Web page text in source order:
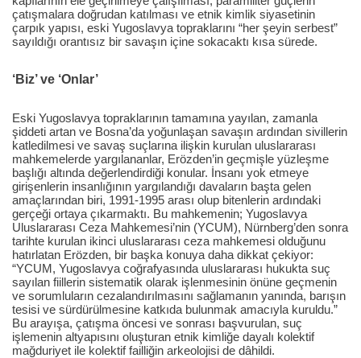
çatışmalara doğrudan katılması ve etnik kimlik siyasetinin
çarpık yapısı, eski Yugoslavya topraklarını “her şeyin serbest”
sayıldığı orantısız bir savaşın içine sokacaktı kısa sürede.
‘Biz’ ve ‘Onlar’
Eski Yugoslavya topraklarının tamamına yayılan, zamanla
şiddeti artan ve Bosna’da yoğunlaşan savaşın ardından sivillerin
katledilmesi ve savaş suçlarına ilişkin kurulan uluslararası
mahkemelerde yargılananlar, Erözden’in geçmişle yüzleşme
başlığı altında değerlendirdiği konular. İnsanı yok etmeye
girişenlerin insanlığının yargılandığı davaların başta gelen
amaçlarından biri, 1991-1995 arası olup bitenlerin ardındaki
gerçeği ortaya çıkarmaktı. Bu mahkemenin; Yugoslavya
Uluslararası Ceza Mahkemesi’nin (YCUM), Nürnberg’den sonra
tarihte kurulan ikinci uluslararası ceza mahkemesi olduğunu
hatırlatan Erözden, bir başka konuya daha dikkat çekiyor:
“YCUM, Yugoslavya coğrafyasında uluslararası hukukta suç
sayılan fiillerin sistematik olarak işlenmesinin önüne geçmenin
ve sorumluların cezalandırılmasını sağlamanın yanında, barışın
tesisi ve sürdürülmesine katkıda bulunmak amacıyla kuruldu.”
Bu arayışa, çatışma öncesi ve sonrası başvurulan, suç
işlemenin altyapısını oluşturan etnik kimliğe dayalı kolektif
mağduriyet ile kolektif failliğin arkeolojisi de dâhildi.